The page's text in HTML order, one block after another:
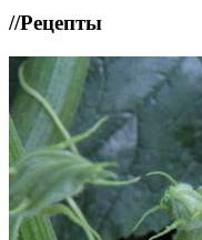
//Рецепты